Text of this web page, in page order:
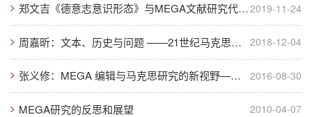
郑文吉《德意志意识形态》与MEGA文献研究代译序——张一兵2019-11-24
周嘉昕：文本、历史与问题 ——21世纪马克思主义哲学发展视域中的“青年马克思” 2018-12-04
张义修：MEGA 编辑与马克思研究的新视野——R．黑克尔教授访谈 2016-08-30
MEGA研究的反思和展望 2010-04-07